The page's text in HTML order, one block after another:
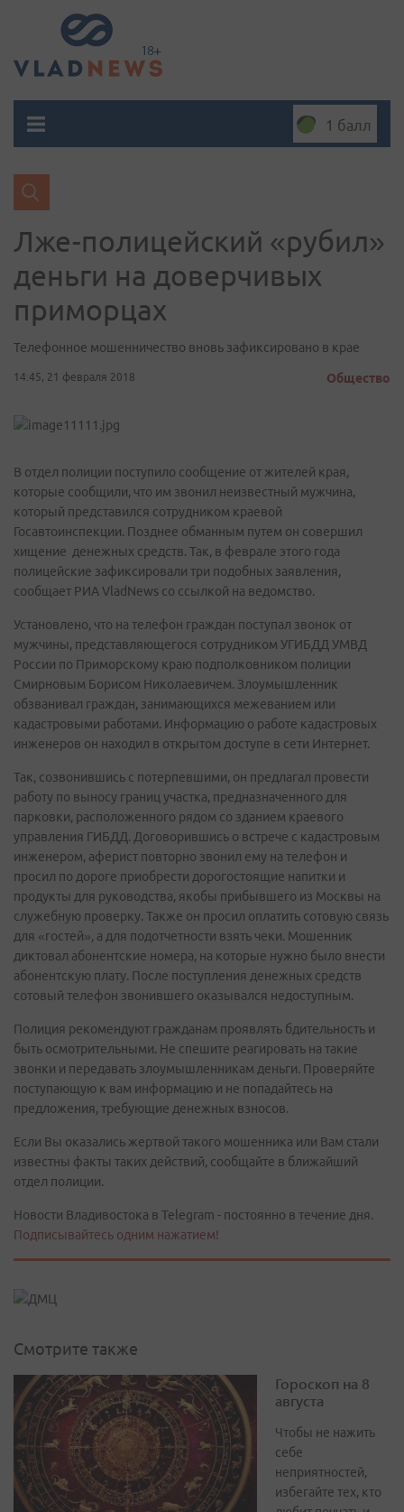
1 балл
Лже-полицейский «рубил»
деньги на доверчивых
приморцах
Телефонное мошенничество вновь зафиксировано в крае
14:45, 21 февраля 2018 Общество
В отдел полиции поступило сообщение от жителей края,
которые сообщили, что им звонил неизвестный мужчина,
который представился сотрудником краевой
Госавтоинспекции. Позднее обманным путем он совершил
хищение денежных средств. Так, в феврале этого года
полицейские зафиксировали три подобных заявления,
сообщает РИА VladNews со ссылкой на ведомство.
Установлено, что на телефон граждан поступал звонок от
мужчины, представляющегося сотрудником УГИБДД УМВД
России по Приморскому краю подполковником полиции
Смирновым Борисом Николаевичем. Злоумышленник
обзванивал граждан, занимающихся межеванием или
кадастровыми работами. Информацию о работе кадастровых
инженеров он находил в открытом доступе в сети Интернет.
Так, созвонившись с потерпевшими, он предлагал провести
работу по выносу границ участка, предназначенного для
парковки, расположенного рядом со зданием краевого
управления ГИБДД. Договорившись о встрече с кадастровым
инженером, аферист повторно звонил ему на телефон и
просил по дороге приобрести дорогостоящие напитки и
продукты для руководства, якобы прибывшего из Москвы на
служебную проверку. Также он просил оплатить сотовую связь
для «гостей», а для подотчетности взять чеки. Мошенник
диктовал абонентские номера, на которые нужно было внести
абонентскую плату. После поступления денежных средств
сотовый телефон звонившего оказывался недоступным.
Полиция рекомендуют гражданам проявлять бдительность и
быть осмотрительными. Не спешите реагировать на такие
звонки и передавать злоумышленникам деньги. Проверяйте
поступающую к вам информацию и не попадайтесь на
предложения, требующие денежных взносов.
Если Вы оказались жертвой такого мошенника или Вам стали
известны факты таких действий, сообщайте в ближайший
отдел полиции.
Новости Владивостока в Telegram - постоянно в течение дня.
Подписывайтесь одним нажатием!
Смотрите также
Гороскоп на 8
августа
Чтобы не нажить
себе
неприятностей,
избегайте тех, кто